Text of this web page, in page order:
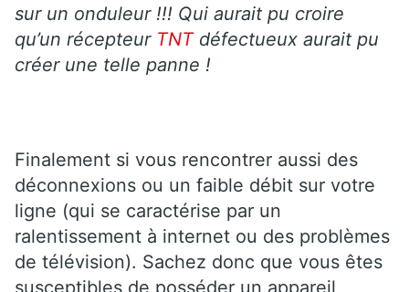
sur un onduleur !!! Qui aurait pu croire
qu’un récepteurTNT défectueux aurait pu
créer une telle panne !
Finalement si vous rencontrer aussi des
déconnexions ou un faible débit sur votre
ligne (qui se caractérise par un
ralentissement à internet ou des problèmes
de télévision). Sachez donc que vous êtes
susceptibles de posséder un appareil